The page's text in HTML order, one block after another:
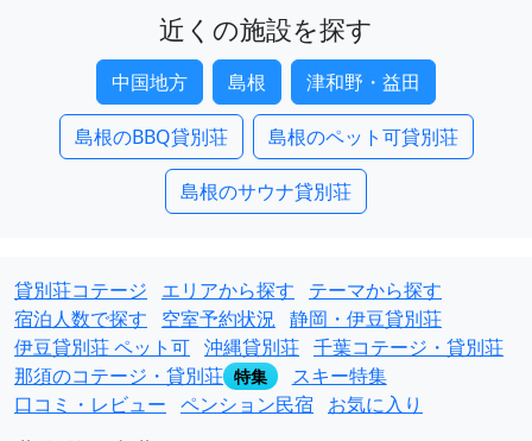
近くの施設を探す
中国地方 島根 津和野・益田
島根のBBQ貸別荘 島根のペット可貸別荘
島根のサウナ貸別荘
貸別荘コテージ エリアから探す
テーマから探す
宿泊人数で探す
空室予約状況 静岡・伊豆貸別荘
伊豆貸別荘 ペット可 沖縄貸別荘 千葉コテージ・貸別荘
那須のコテージ・貸別荘 特集
スキー特集
口コミ・レビュー ペンション民宿 お気に入り